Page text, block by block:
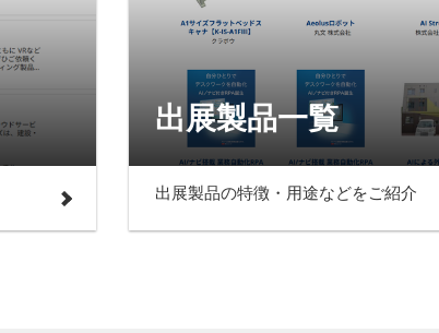
出展製品一覧
出展製品の特徴・用途などをご紹介